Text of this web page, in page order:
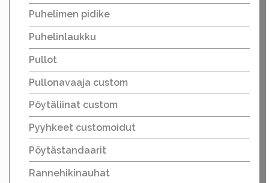
Puhelimen pidike
Puhelinlaukku
Pullot
Pullonavaaja custom
Pöytäliinat custom
Pyyhkeet customoidut
Pöytästandaarit
Rannehikinauhat